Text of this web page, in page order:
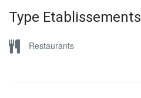
Type Etablissements
Restaurants